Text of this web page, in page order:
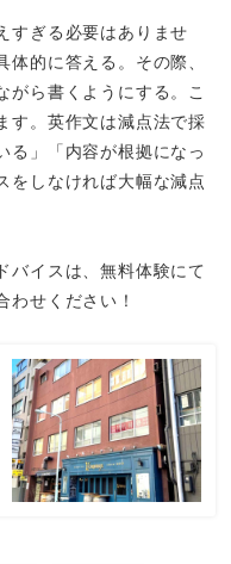
すぎる必要はありませ
的に答える。その際、
がら書くようにする。こ
す。英作文は減点法で採
る」「内容が根拠になっ
をしなければ大幅な減点
バイスは、無料体験にて
わせください！